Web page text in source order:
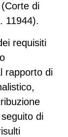
(Corte di
11944).
requisiti
rapporto di
di